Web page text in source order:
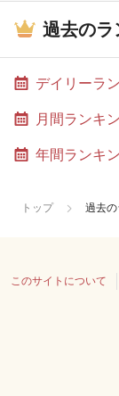
過去のラ
デイリーラ
月間ランキ
年間ランキ
トップ 過去
このサイトについて